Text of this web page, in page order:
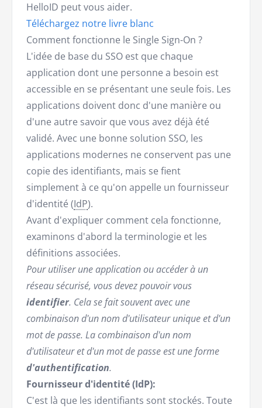
HelloID peut vous aider.
Téléchargez notre livre blanc
Comment fonctionne le Single Sign-On ?
L'idée de base du SSO est que chaque
application dont une personne a besoin est
accessible en se présentant une seule fois. Les
applications doivent donc d'une manière ou
d'une autre savoir que vous avez déjà été
validé. Avec une bonne solution SSO, les
applications modernes ne conservent pas une
copie des identifiants, mais se fient
simplement à ce qu'on appelle un fournisseur
d'identité (IdP).
Avant d'expliquer comment cela fonctionne,
examinons d'abord la terminologie et les
définitions associées.
Pour utiliser une application ou accéder à un
réseau sécurisé, vous devez pouvoir vous
identifier. Cela se fait souvent avec une
combinaison d'un nom d'utilisateur unique et d'un
mot de passe. La combinaison d'un nom
d'utilisateur et d'un mot de passe est une forme
d'authentification.
Fournisseur d'identité (IdP):
C'est là que les identifiants sont stockés. Toute